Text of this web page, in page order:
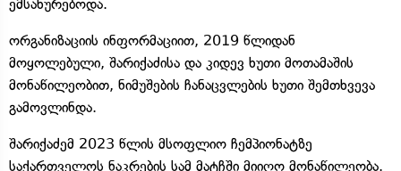
ემსახურებოდა.
ორგანიზაციის ინფორმაციით, 2019 წლიდან
მოყოლებული, შარიქაძისა და კიდევ ხუთი მოთამაშის
მონაწილეობით, ნიმუშების ჩანაცვლების ხუთი შემთხვევა
გამოვლინდა.
შარიქაძემ 2023 წლის მსოფლიო ჩემპიონატზე
საქართველოს ნაკრების სამ მატჩში მიიღო მონაწილეობა.